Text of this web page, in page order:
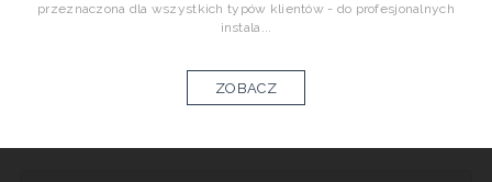
przeznaczona dla wszystkich typów klientów - do profesjonalnych
instala...
ZOBACZ